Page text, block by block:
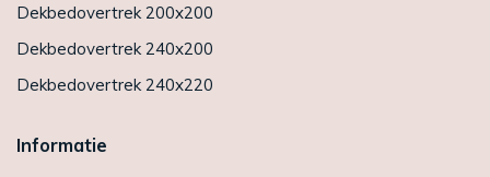
Dekbedovertrek 200x200
Dekbedovertrek 240x200
Dekbedovertrek 240x220
Informatie